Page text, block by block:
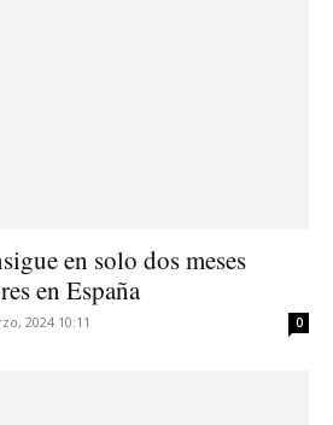
en solo dos meses
en España
2024 10:11 0